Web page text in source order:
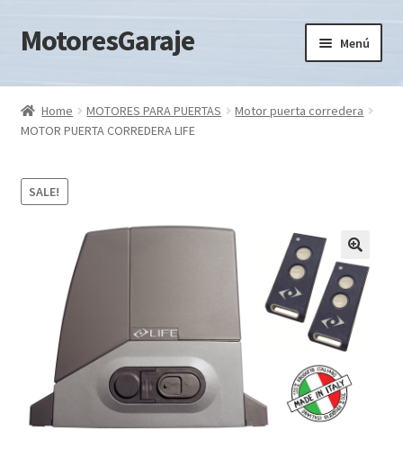
Ir
a
navegación
Ir
al
MotoresGaraje Menú
KIT MOTORES
MOTORES PARA PUERTAS
ACCESORIOS
hijo
Home MOTORES PARA PUERTAS
Motor puerta corredera
MOTOR PUERTA CORREDERA LIFE
SALE!